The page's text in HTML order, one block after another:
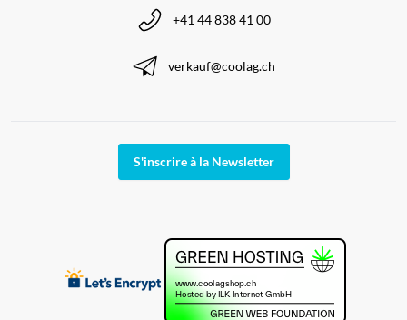
+41 44 838 41 00
verkauf@coolag.ch
S'inscrire à la Newsletter